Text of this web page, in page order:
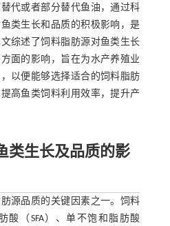
代或者部分替代鱼油，通过科
类生长和品质的积极影响，是
综述了饲料脂肪源对鱼类生长
面的影响，旨在为水产养殖业
以便能够选择适合的饲料脂肪
高鱼类饲料利用效率，提升产
类生长及品质的影
源品质的关键因素之一。饲料
酸（SFA）、单不饱和脂肪酸